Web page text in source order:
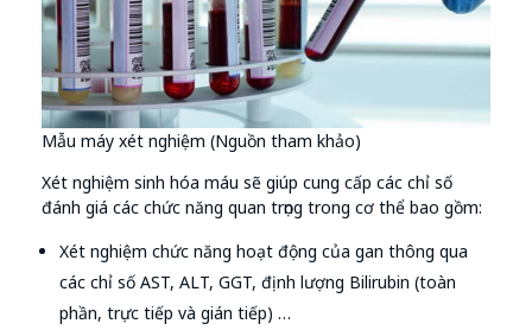
Mẫu máy xét nghiệm (Nguồn tham khảo)
Xét nghiệm sinh hóa máu sẽ giúp cung cấp các chỉ số
đánh giá các chức năng quan trọng trong cơ thể bao gồm:
Xét nghiệm chức năng hoạt động của gan thông qua
các chỉ số AST, ALT, GGT, định lượng Bilirubin (toàn
phần, trực tiếp và gián tiếp) …